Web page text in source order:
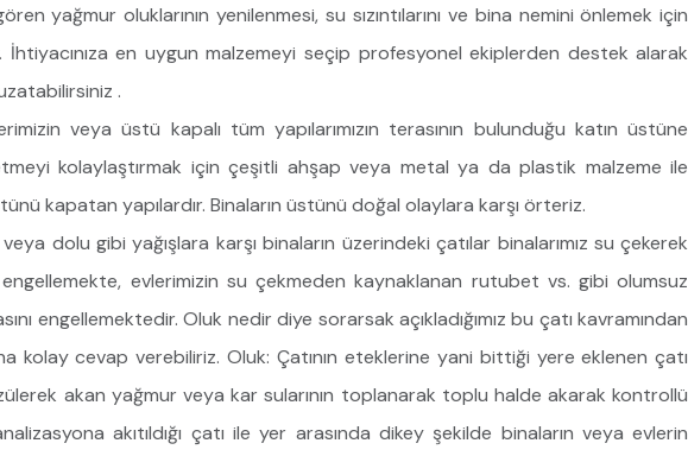
yağmur oluklarının yenilenmesi, su sızıntılarını ve bina nemini önlemek için
en uygun malzemeyi seçip profesyonel ekiplerden destek alarak
.
veya üstü kapalı tüm yapılarımızın terasının bulunduğu katın üstüne
kolaylaştırmak için çeşitli ahşap veya metal ya da plastik malzeme ile
kapatan yapılardır. Binaların üstünü doğal olaylara karşı örteriz.
dolu gibi yağışlara karşı binaların üzerindeki çatılar binalarımız su çekerek
evlerimizin su çekmeden kaynaklanan rutubet vs. gibi olumsuz
engellemektedir. Oluk nedir diye sorarsak açıkladığımız bu çatı kavramından
kolay cevap verebiliriz. Oluk: Çatının eteklerine yani bittiği yere eklenen çatı
akan yağmur veya kar sularının toplanarak toplu halde akarak kontrollü
akıtıldığı çatı ile yer arasında dikey şekilde binaların veya evlerin